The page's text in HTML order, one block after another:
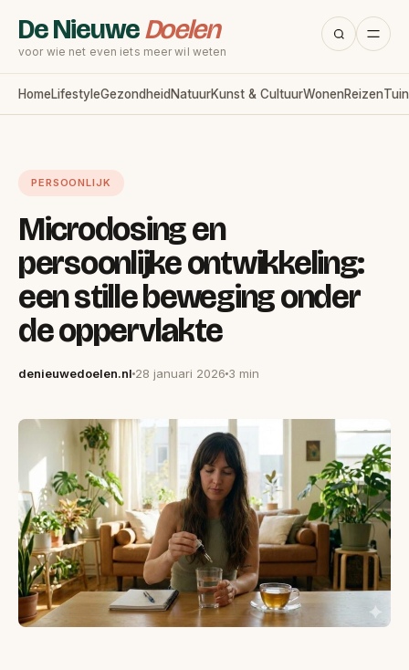
De NieuweDoelen
voor wie net even iets meer wil weten
HomeLifestyleGezondheid NatuurKunst & CultuurWonenReizenTuin
PERSOONLIJK
Microdosing en
persoonlijke ontwikkeling:
een stille beweging onder
de oppervlakte
denieuwedoelen.nl 28 januari 2026 3 min